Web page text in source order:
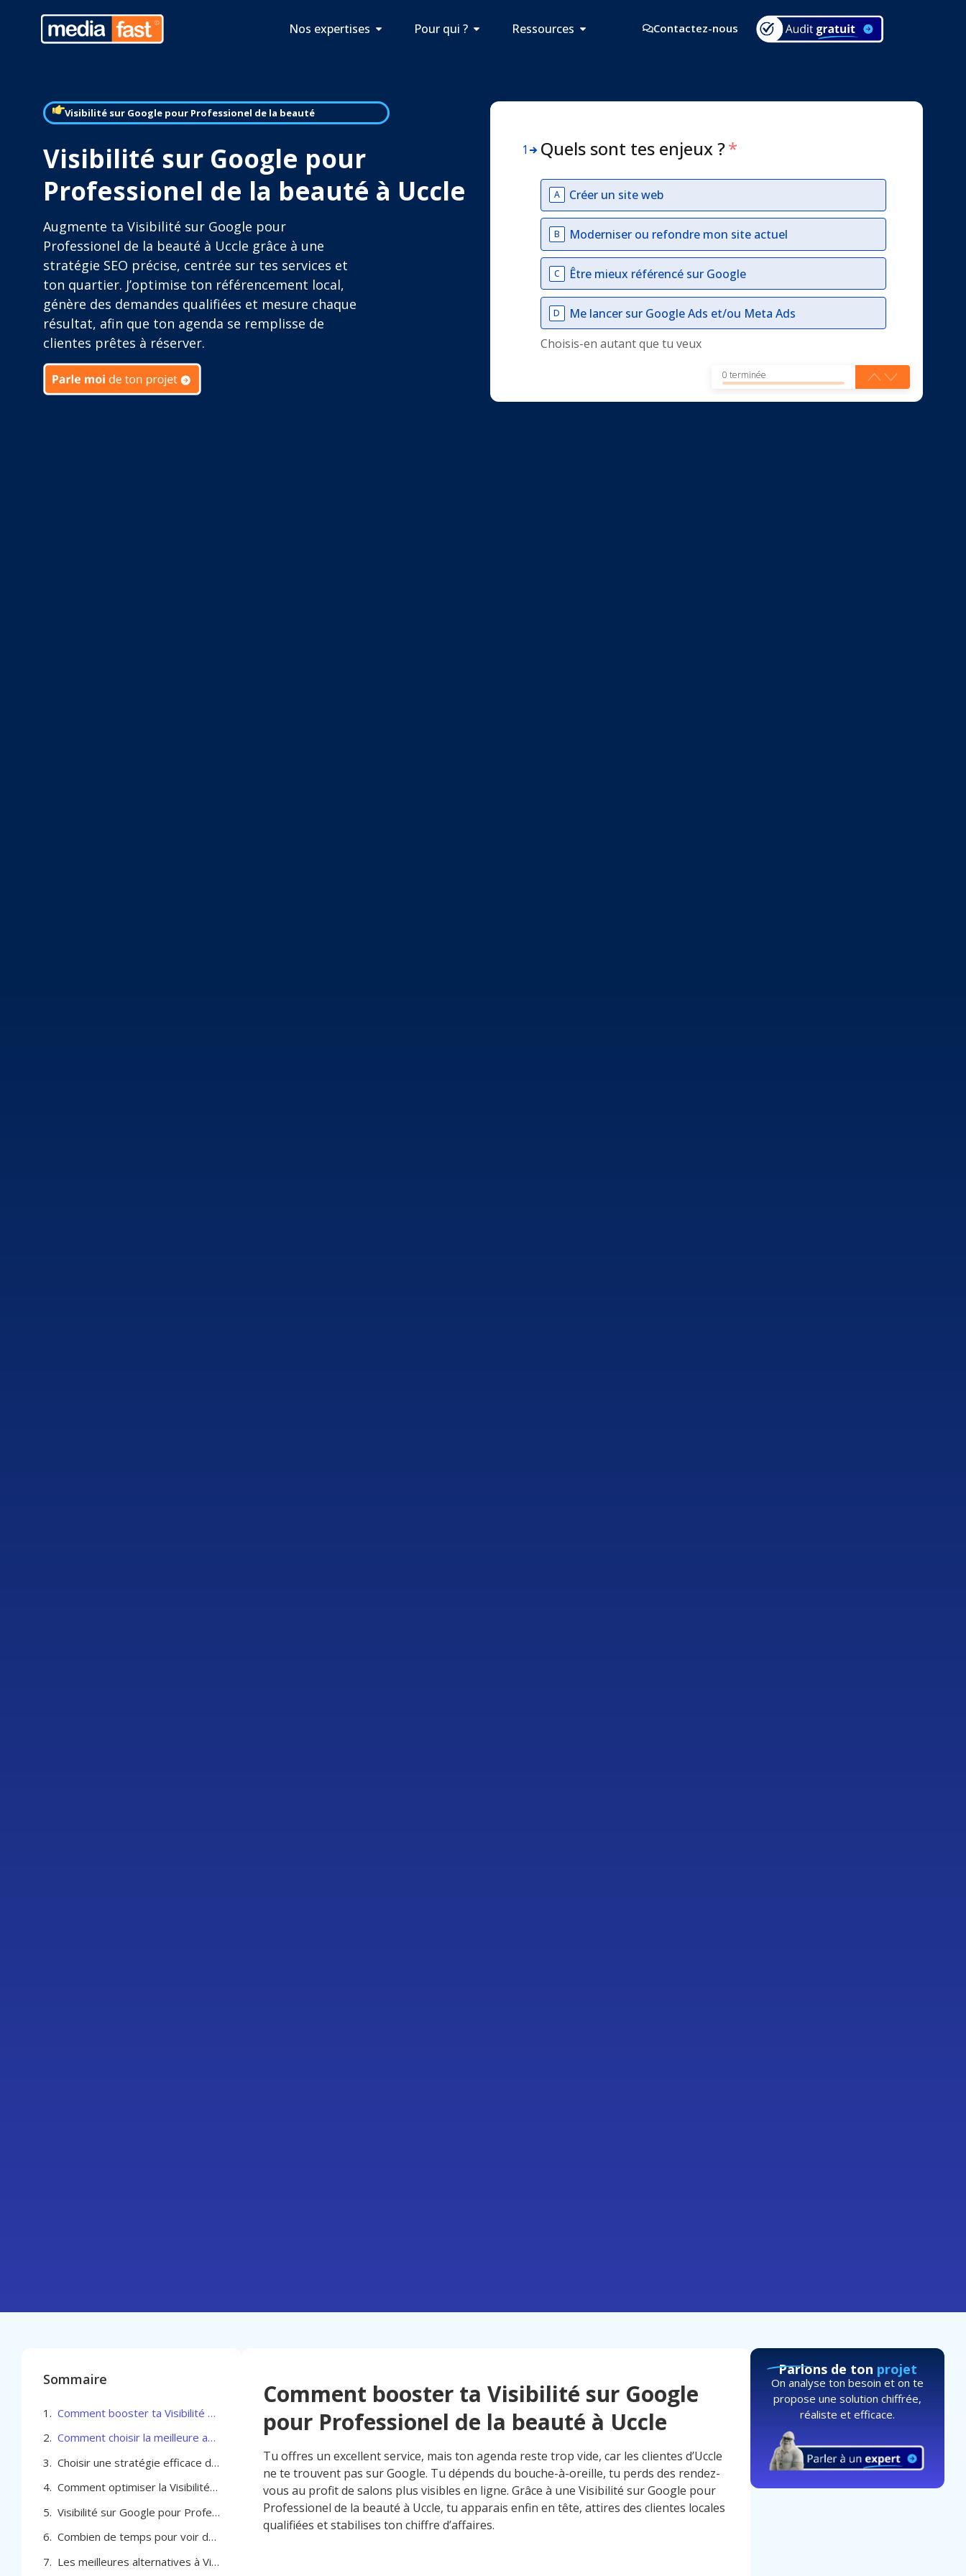
Nos expertises Pour qui ? Ressources Contactez-nous
Visibilité sur Google pour Professionel de la beauté
Visibilité sur Google pour
Professionel de la beauté à Uccle
Augmente ta Visibilité sur Google pour
Professionel de la beauté à Uccle grâce à une
stratégie SEO précise, centrée sur tes services et
ton quartier. J’optimise ton référencement local,
génère des demandes qualifiées et mesure chaque
résultat, afin que ton agenda se remplisse de
clientes prêtes à réserver.
1 Quels sont tes enjeux ?*
A Créer un site web
B Moderniser ou refondre mon site actuel
C Être mieux référencé sur Google
D
Me lancer sur Google Ads et/ou Meta Ads
Choisis-en autant que tu veux
0 terminée
Sommaire
Comment booster ta Visibilité sur Google pour Professionel de la beauté à Uccle
Comment choisir la meilleure agence pour optimiser la Visibilité sur Google pour Professionel de la beauté à Uccle
Choisir une stratégie efficace de Visibilité sur Google pour Professionel de la beauté à Uccle
Comment optimiser la Visibilité sur Google pour Professionel de la beauté à Uccle
Visibilité sur Google pour Professionel de la beauté à Uccle
Combien de temps pour voir des résultats
Les meilleures alternatives à Visibilité sur Google pour Professionel de la beauté à Uccle
Comment booster ta Visibilité sur Google
pour Professionel de la beauté à Uccle
Tu offres un excellent service, mais ton agenda reste trop vide, car les clientes d’Uccle
ne te trouvent pas sur Google. Tu dépends du bouche-à-oreille, tu perds des rendez-
vous au profit de salons plus visibles en ligne. Grâce à une Visibilité sur Google pour
Professionel de la beauté à Uccle, tu apparais enfin en tête, attires des clientes locales
qualifiées et stabilises ton chiffre d’affaires.
Parlons de ton projet
On analyse ton besoin et on te
propose une solution chiffrée,
réaliste et efficace.